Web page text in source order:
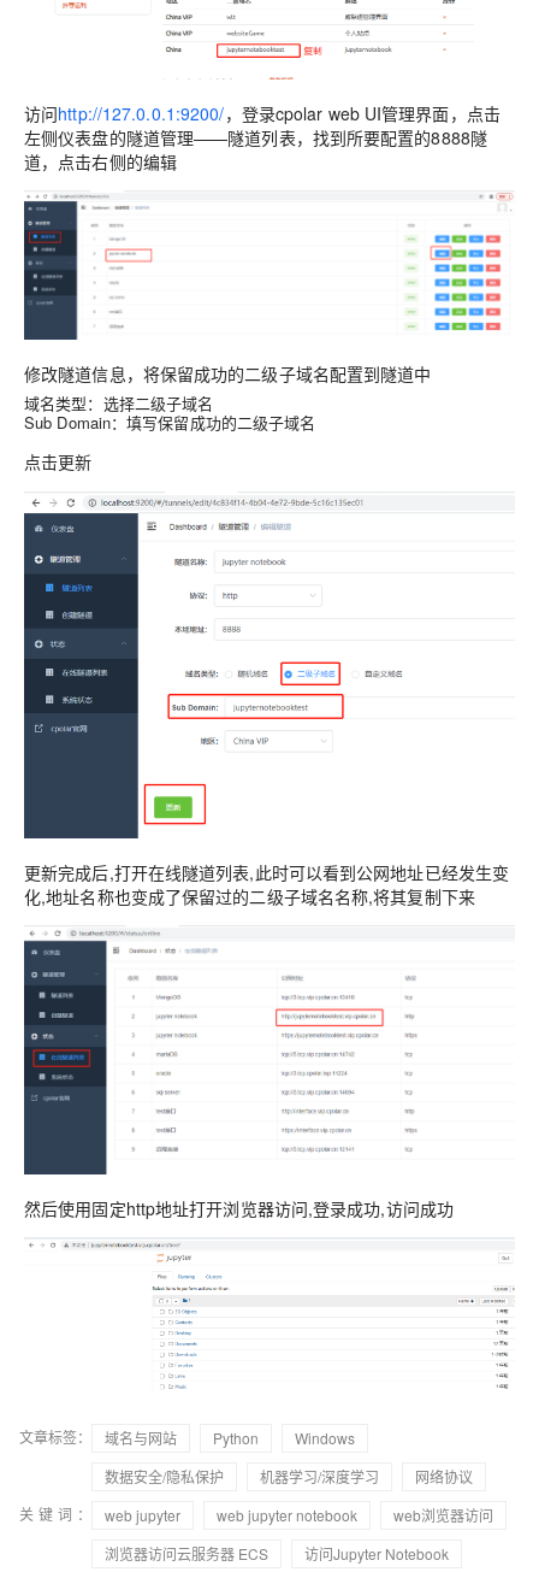
访问http://127.0.0.1:9200/，登录cpolar web UI管理界面，点击
左侧仪表盘的隧道管理——隧道列表，找到所要配置的8888隧
道，点击右侧的编辑
修改隧道信息，将保留成功的二级子域名配置到隧道中
域名类型：选择二级子域名
Sub Domain：填写保留成功的二级子域名
点击更新
更新完成后,打开在线隧道列表,此时可以看到公网地址已经发生变
化,地址名称也变成了保留过的二级子域名名称,将其复制下来
然后使用固定http地址打开浏览器访问,登录成功,访问成功
文章标签： 域名与网站 Python
Windows
数据安全/隐私保护
机器学习/深度学习
网络协议
关键词：
web jupyter web jupyter notebook
web浏览器访问
浏览器访问云服务器 ECS
访问Jupyter Notebook